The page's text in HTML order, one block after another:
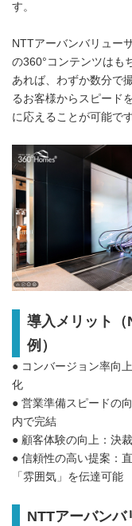
す。
NTTアーバンバリュー
の360°コンテンツはも
あれば、わずか数分で
るお客様からスピード
に応えることが可能です
導入メリット
例）
● コンバージョン率向
化
● 営業準備スピードの
内で完結
● 顧客体験の向上：決
● 信頼性の高い提案：
「雰囲気」を伝達可能
NTTアーバンバ